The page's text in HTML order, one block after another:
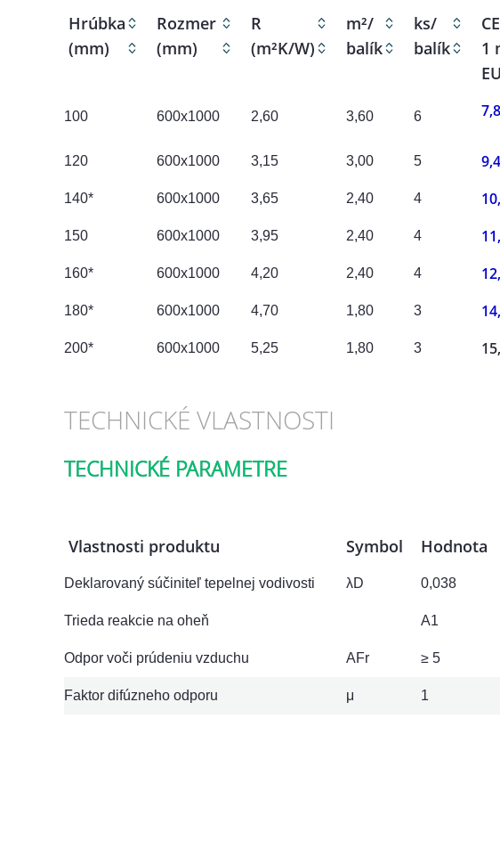
Hrúbka
(mm)
Rozmer
(mm)
R
(m²K/W)
m²/
balík
ks/
balík
1
100 600x1000 2,60 3,60 6
120 600x1000 3,15 3,00 5
140* 600x1000 3,65 2,40 4
150 600x1000 3,95 2,40 4
160* 600x1000 4,20 2,40 4
180* 600x1000 4,70 1,80 3
200* 600x1000 5,25 1,80 3
TECHNICKÉ VLASTNOSTI
TECHNICKÉ PARAMETRE
Vlastnosti produktu Symbol Hodnota
Deklarovaný súčiniteľ tepelnej vodivosti λD 0,038
Trieda reakcie na oheň A1
Odpor voči prúdeniu vzduchu AFr ≥ 5
Faktor difúzneho odporu μ 1